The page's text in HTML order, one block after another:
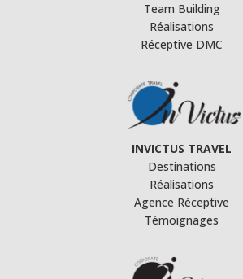
Team Building
Réalisations
Réceptive DMC
INVICTUS TRAVEL
Destinations
Réalisations
Agence Réceptive
Témoignages